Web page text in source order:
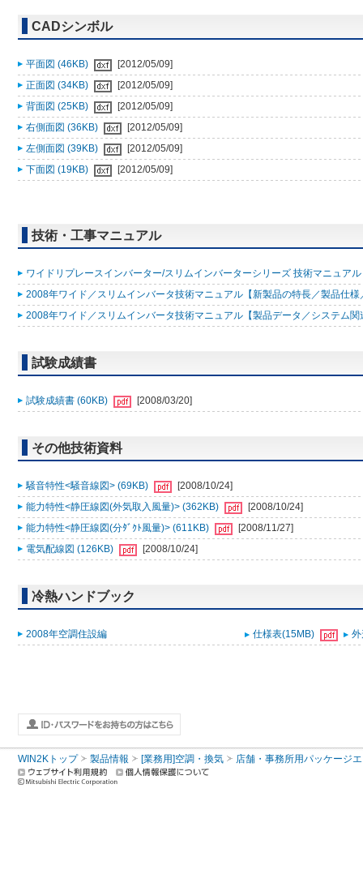
CADシンボル
平面図 (46KB)
[2012/05/09]
正面図 (34KB)
[2012/05/09]
背面図 (25KB)
[2012/05/09]
右側面図 (36KB)
[2012/05/09]
左側面図 (39KB)
[2012/05/09]
下面図 (19KB)
[2012/05/09]
技術・工事マニュアル
ワイドリプレースインバーター/スリムインバーターシリーズ 技術マニュア
2008年ワイド／スリムインバータ技術マニュアル【新製品の特長／製品仕
2008年ワイド／スリムインバータ技術マニュアル【製品データ／システム
試験成績書
試験成績書 (60KB) [2008/03/20]
その他技術資料
騒音特性<騒音線図> (69KB)
[2008/10/24]
能力特性<静圧線図(外気取入風量)> (362KB)
[2008/10/24]
能力特性<静圧線図(分ﾀﾞｸﾄ風量)> (611KB)
[2008/11/27]
電気配線図 (126KB)
[2008/10/24]
冷熱ハンドブック
2008年空調住設編 仕様表(15MB)
WIN2Kトップ 製品情報 [業務用]空調・換気 店舗・事務所用パッケージ